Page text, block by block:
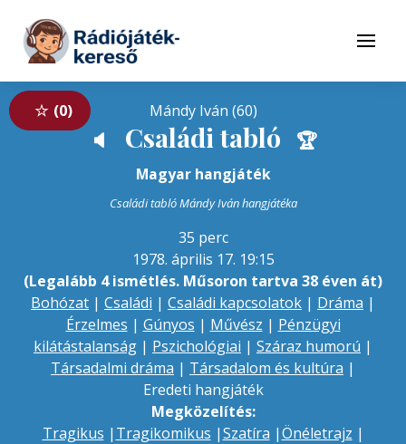
Tovább a tartalomhoz
Menü
0 Mándy Iván (60)
🔈 Családi tabló 🏆
Magyar hangjáték
Családi tabló Mándy Iván hangjátéka
35 perc
1978. április 17. 19:15
(Legalább 4 ismétlés. Műsoron tartva 38 éven át)
Bohózat | Családi | Családi kapcsolatok | Dráma |
Érzelmes | Gúnyos | Művész | Pénzügyi
kilátástalanság | Pszichológiai | Száraz humorú |
Társadalmi dráma | Társadalom és kultúra |
Eredeti hangjáték
Megközelítés:
Tragikus | Tragikomikus |Szatíra |Önéletrajz |